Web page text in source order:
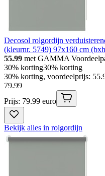
Decosol rolgordijn
(kleurnr. 5749) 97x160 cm
55.99 met GAMMA
30% korting30% korting
30% korting, voordeelprijs:
79.99
Prijs: 79.99 euro
Bekijk alles in rolgordijn